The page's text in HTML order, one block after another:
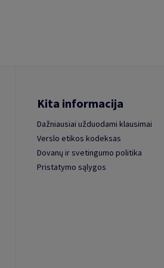
Kita informacija
Dažniausiai užduodami klausimai
Verslo etikos kodeksas
Dovanų ir svetingumo politika
Pristatymo sąlygos